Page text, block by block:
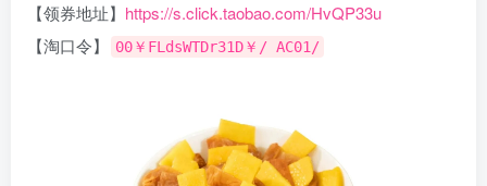
【领券地址】 https://s.click.taobao.com/HvQP33u
【淘口令】
00￥FLdsWTDr31D￥/ AC01/